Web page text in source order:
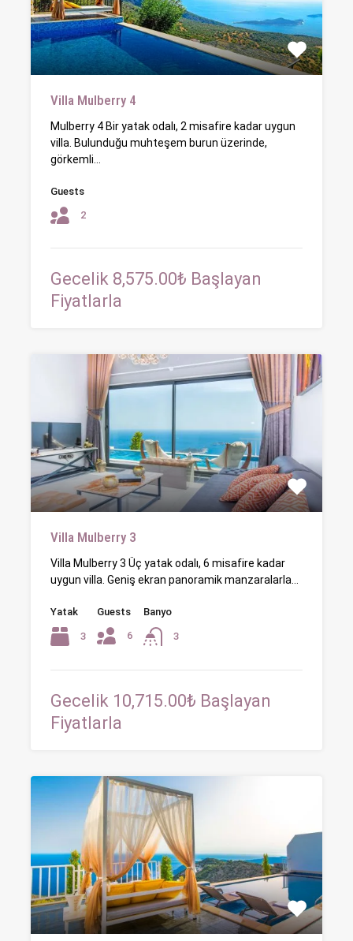
Villa Mulberry 4
Mulberry 4 Bir yatak odalı, 2 misafire kadar uygun
villa. Bulunduğu muhteşem burun üzerinde,
görkemli…
Guests
2
Gecelik 8,575.00₺ Başlayan
Fiyatlarla
Villa Mulberry 3
Villa Mulberry 3 Üç yatak odalı, 6 misafire kadar
uygun villa. Geniş ekran panoramik manzaralarla…
Yatak
3
Guests
6
Banyo
3
Gecelik 10,715.00₺ Başlayan
Fiyatlarla